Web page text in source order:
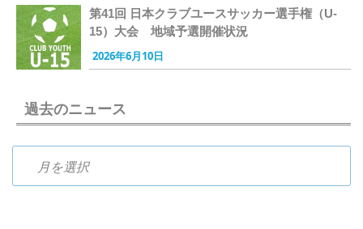
第41回 日本クラブユースサッカー選手権（U-
15）大会 地域予選開催状況
2026年6月10日
過去のニュース